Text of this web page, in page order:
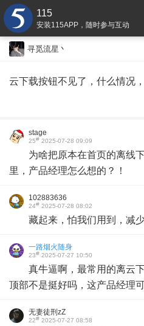
115
安装115APP，随时参与互动
寻觅流星丶
云下载按钮不见了，什么情况
stage
25# 2025-07-28 09:09
为啥把原本在首页的离线
里，产品经理怎么想的？！
102883636
24# 2025-07-28 08:02
藏起来，怕我们用到，减
一路烟火随身
23# 2025-07-27 10:50
真牛逼啊，最常用的离云
顶部不是挺好吗，这产品经理
无妻徒刑zZ
22# 2025-07-27 08:58